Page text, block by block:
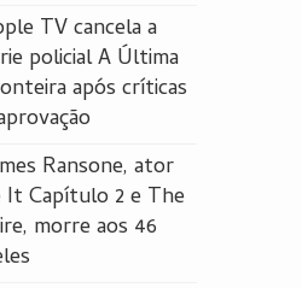
TV cancela a
policial A Última
após críticas
Ransone, ator
It Capítulo 2 e The
morre aos 46